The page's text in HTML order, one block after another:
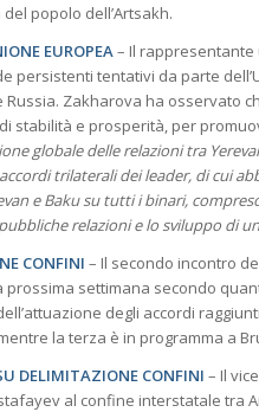
popolo dell’Artsakh.
EUROPEA– Il
persistenti tentativi da parte
Russia. Zakharova ha osservato
stabilità e prosperità, per
globale delle relazioni tra
trilaterali dei leader, di cui
e Baku su tutti i binari,
relazioni e lo sviluppo di
CONFINI – Il secondo incontro
prossima settimana secondo
degli accordi
la terza è in programma a
DELIMITAZIONE CONFINI– Il
al confine interstatale tra